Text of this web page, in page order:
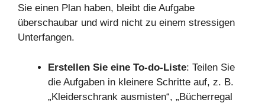
Sie einen Plan haben, bleibt die Aufgabe
überschaubar und wird nicht zu einem stressigen
Unterfangen.
Erstellen Sie eine To-do-Liste: Teilen Sie
die Aufgaben in kleinere Schritte auf, z. B.
„Kleiderschrank ausmisten“, „Bücherregal